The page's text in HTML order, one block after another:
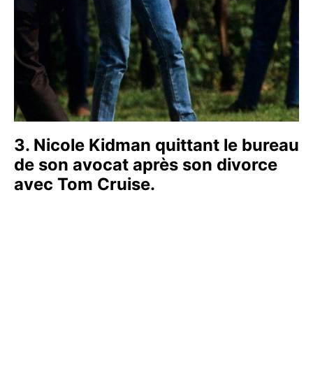
3. Nicole Kidman quittant le bureau
de son avocat après son divorce
avec Tom Cruise.